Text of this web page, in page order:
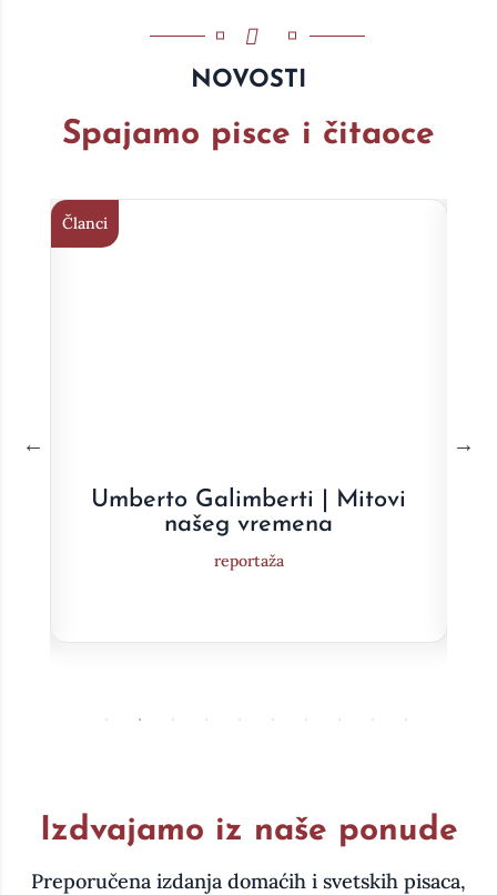
NOVOSTI
Spajamo pisce i čitaoce
Članci
Umberto Galimberti | Mitovi
našeg vremena
reportaža
Izdvajamo iz naše ponude
Preporučena izdanja domaćih i svetskih pisaca,